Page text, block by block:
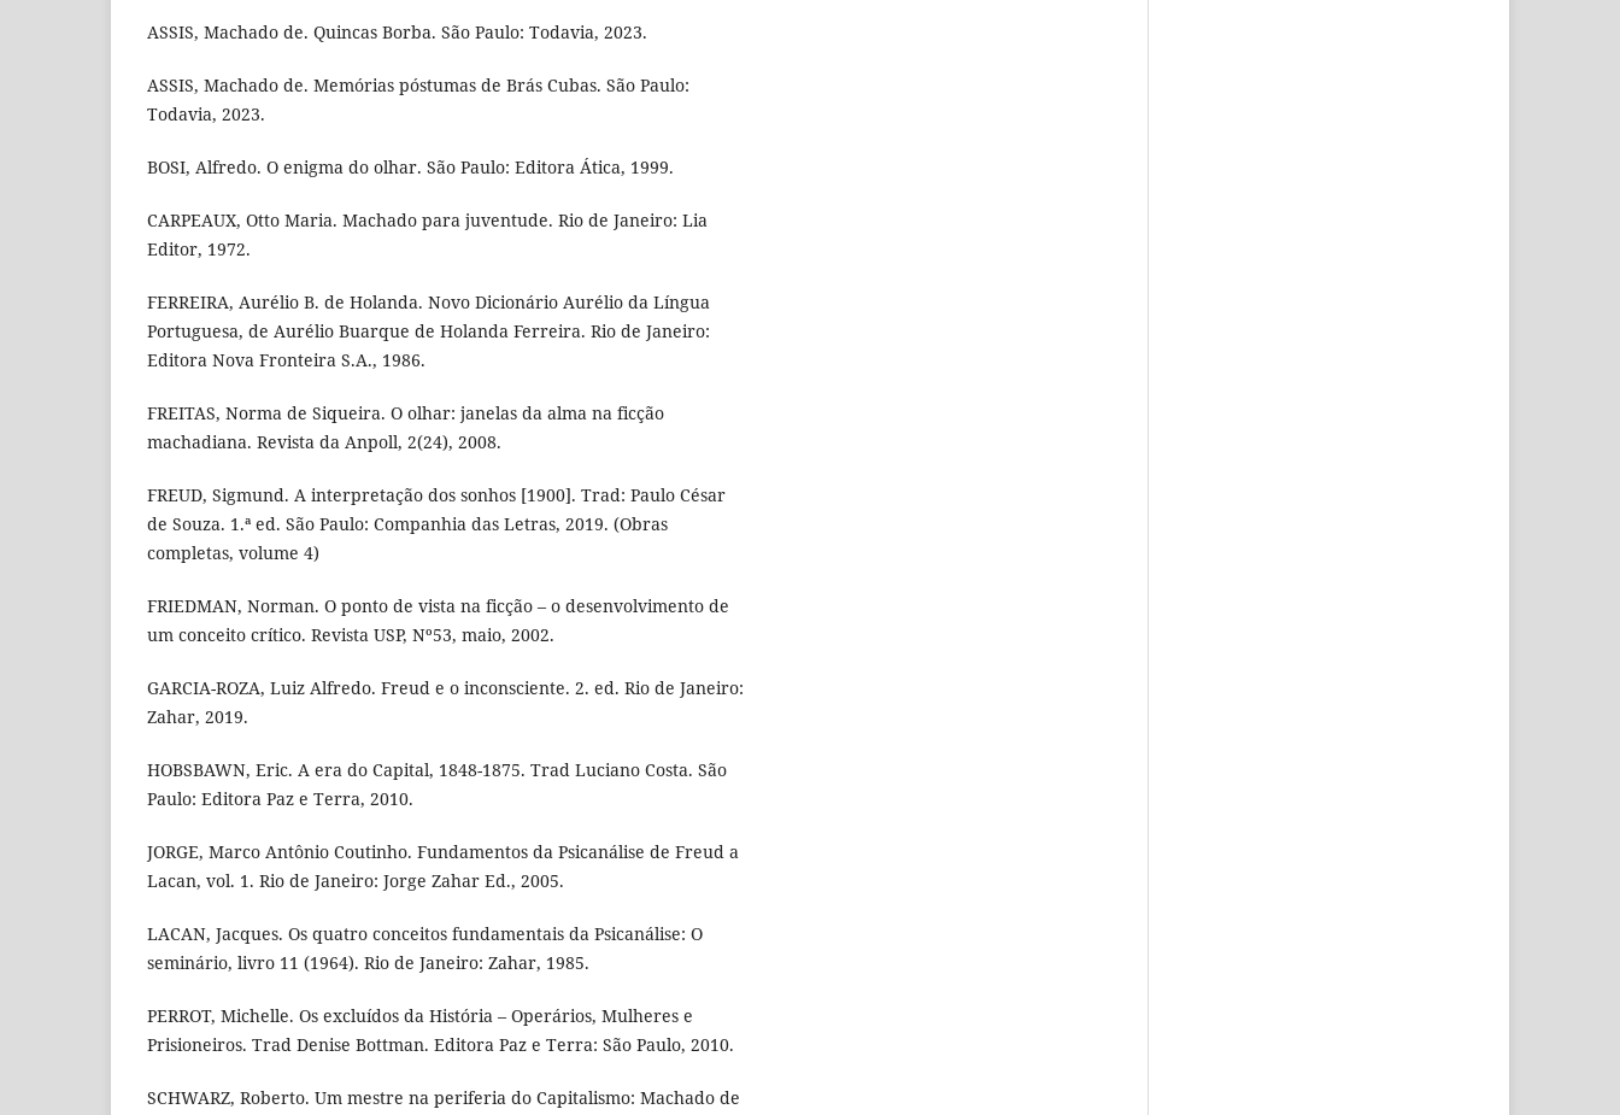
ASSIS, Machado de. Quincas Borba. São Paulo: Todavia, 2023.
ASSIS, Machado de. Memórias póstumas de Brás Cubas. São Paulo:
Todavia, 2023.
BOSI, Alfredo. O enigma do olhar. São Paulo: Editora Ática, 1999.
CARPEAUX, Otto Maria. Machado para juventude. Rio de Janeiro: Lia
Editor, 1972.
FERREIRA, Aurélio B. de Holanda. Novo Dicionário Aurélio da Língua
Portuguesa, de Aurélio Buarque de Holanda Ferreira. Rio de Janeiro:
Editora Nova Fronteira S.A., 1986.
FREITAS, Norma de Siqueira. O olhar: janelas da alma na ficção
machadiana. Revista da Anpoll, 2(24), 2008.
FREUD, Sigmund. A interpretação dos sonhos [1900]. Trad: Paulo César
de Souza. 1.ª ed. São Paulo: Companhia das Letras, 2019. (Obras
completas, volume 4)
FRIEDMAN, Norman. O ponto de vista na ficção – o desenvolvimento de
um conceito crítico. Revista USP, Nº53, maio, 2002.
GARCIA-ROZA, Luiz Alfredo. Freud e o inconsciente. 2. ed. Rio de Janeiro:
Zahar, 2019.
HOBSBAWN, Eric. A era do Capital, 1848-1875. Trad Luciano Costa. São
Paulo: Editora Paz e Terra, 2010.
JORGE, Marco Antônio Coutinho. Fundamentos da Psicanálise de Freud a
Lacan, vol. 1. Rio de Janeiro: Jorge Zahar Ed., 2005.
LACAN, Jacques. Os quatro conceitos fundamentais da Psicanálise: O
seminário, livro 11 (1964). Rio de Janeiro: Zahar, 1985.
PERROT, Michelle. Os excluídos da História – Operários, Mulheres e
Prisioneiros. Trad Denise Bottman. Editora Paz e Terra: São Paulo, 2010.
SCHWARZ, Roberto. Um mestre na periferia do Capitalismo: Machado de